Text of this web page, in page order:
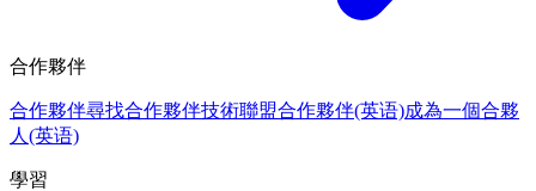
合作夥伴
合作夥伴尋找合作夥伴技術聯盟合作夥伴(英语)成為一個合夥
人(英语)
學習